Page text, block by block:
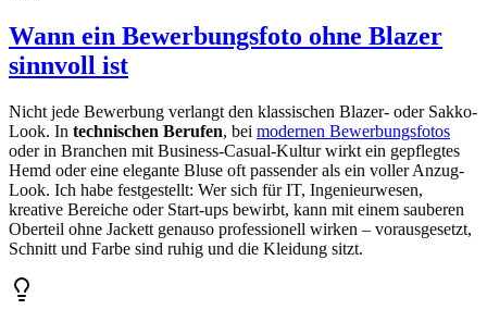
Wann ein Bewerbungsfoto ohne Blazer
sinnvoll ist
Nicht jede Bewerbung verlangt den klassischen Blazer- oder Sakko-
Look. In technischen Berufen, bei modernen Bewerbungsfotos
oder in Branchen mit Business-Casual-Kultur wirkt ein gepflegtes
Hemd oder eine elegante Bluse oft passender als ein voller Anzug-
Look. Ich habe festgestellt: Wer sich für IT, Ingenieurwesen,
kreative Bereiche oder Start-ups bewirbt, kann mit einem sauberen
Oberteil ohne Jackett genauso professionell wirken – vorausgesetzt,
Schnitt und Farbe sind ruhig und die Kleidung sitzt.